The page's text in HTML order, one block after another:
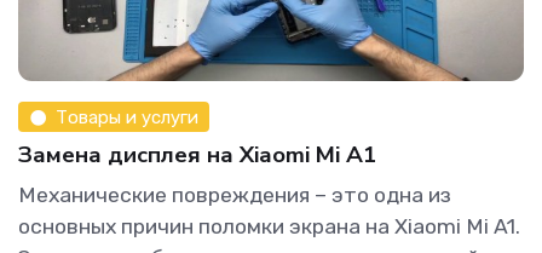
Товары и услуги
Замена дисплея на Xiaomi Mi A1
Механические повреждения – это одна из
основных причин поломки экрана на Xiaomi Mi A1.